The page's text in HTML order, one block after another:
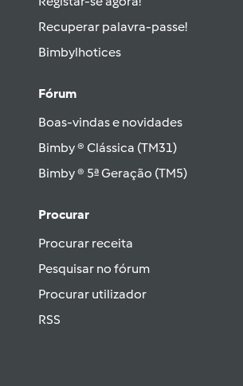
Recuperar palavra-passe!
Bimbylhotices
Fórum
Boas-vindas e novidades
Bimby ® Clássica (TM31)
Bimby ® 5ª Geração (TM5)
Procurar
Procurar receita
Pesquisar no fórum
Procurar utilizador
RSS